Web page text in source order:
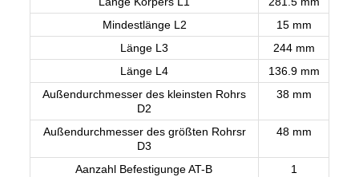
Mindestlänge L2
15 mm
Länge L3
244 mm
Länge L4
136.9 mm
Außendurchmesser des kleinsten Rohrs
D2
38 mm
Außendurchmesser des größten Rohrsr
D3
48 mm
Aanzahl Befestigunge AT-B 1